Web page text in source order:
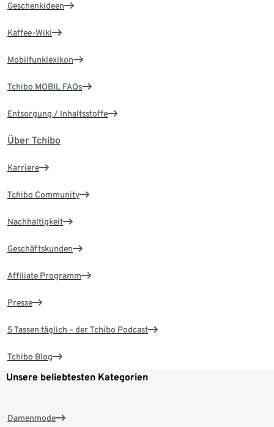
Geschenkideen
Kaffee-Wiki
Mobilfunklexikon
Tchibo MOBIL FAQs
Entsorgung / Inhaltsstoffe
Über Tchibo
Karriere
Tchibo Community
Nachhaltigkeit
Geschäftskunden
Affiliate Programm
Presse
5 Tassen täglich – der Tchibo Podcast
Tchibo Blog
Unsere beliebtesten Kategorien
Damenmode